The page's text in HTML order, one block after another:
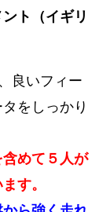
ト（イギリ
良いフィー
をしっかり
めて５人が
す。